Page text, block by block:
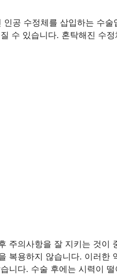
공 수정체를 삽입하는 수
수 있습니다. 혼탁해진 수
주의사항을 잘 지키는 것
복용하지 않습니다. 이러
니다. 수술 후에는 시력이